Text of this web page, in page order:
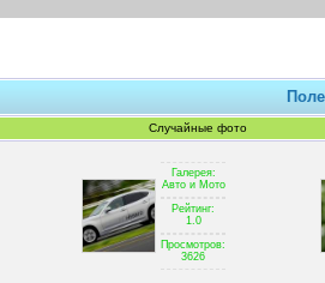
Случайные фото
Галерея:
Авто и Мото
Рейтинг:
1.0
Просмотров:
3626